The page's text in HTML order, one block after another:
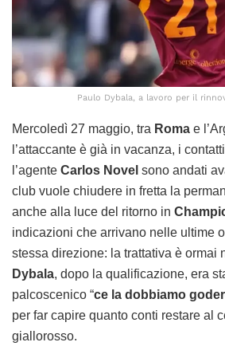
Paulo Dybala, a lavoro per il
Mercoledì 27 maggio, tra Roma e
l’attaccante è già in vacanza, i
l’agente Carlos Novel sono andati
club vuole chiudere in fretta la
anche alla luce del ritorno in
indicazioni che arrivano nelle ultime
stessa direzione: la trattativa è ormai
Dybala, dopo la qualificazione, era
palcoscenico “ce la dobbiamo
per far capire quanto conti restare al
giallorosso.